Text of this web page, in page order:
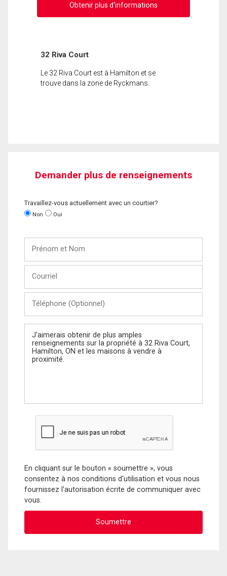
Obtenir plus d'informations
32 Riva Court
Le 32 Riva Court est à Hamilton et se
trouve dans la zone de Ryckmans.
Demander plus de renseignements
Travaillez-vous actuellement avec un courtier?
Non Oui
Nom
(Optionnel)
Message
En cliquant sur le bouton « soumettre », vous
consentez à nos conditions d'utilisation et vous nous
fournissez l'autorisation écrite de communiquer avec
vous.